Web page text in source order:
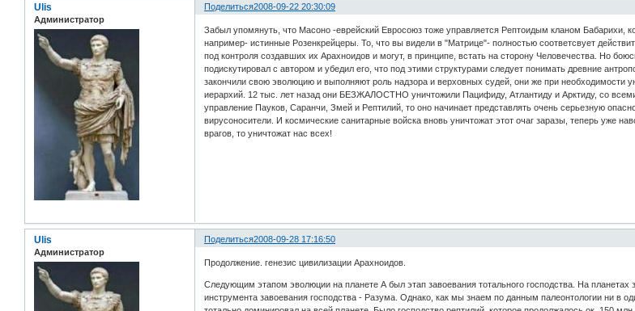
Поделиться2008-09-22 20:30:09
Ulis
Администратор
Забыл упомянуть, что Масоно -еврейский Евросоюз тоже управляется Рептоидым кланом Бабарихи,
например- истинные Розенкрейцеры. То, что вы видели в "Матрице"- полностью соответсвует
под контроля создавших их Арахноидов и могут, в принципе, встать на сторону Человечества. Но
подискутировал с автором и убедил его, что под этими структурами следует понимать древние
закончили свою эволюцию и выполняют роль надзора и верховных судей, они же при необходимости
иерархий. 12 тыс. лет назад они БЕЗЖАЛОСТНО уничтожили Пацифиду, Атлантиду и Арктиду, со
управление Пауков, Саранчи, Змей и Рептилий, то оно начинает представлять очень серьезную
вирусоносители. И космические санитарные войска вновь уничтожат этот очаг заразы, теперь
врагов, то уничтожат нас всех!
Поделиться2008-09-28 17:16:50
Ulis
Администратор
Продолжение. генезис цивилизации Арахноидов.
Следующим этапом эволюции на планете А был этап завоевания тотального господства. На
инструмента завоевания господства - Разума. Однако, как мы знаем по данным палеонтологии ни в